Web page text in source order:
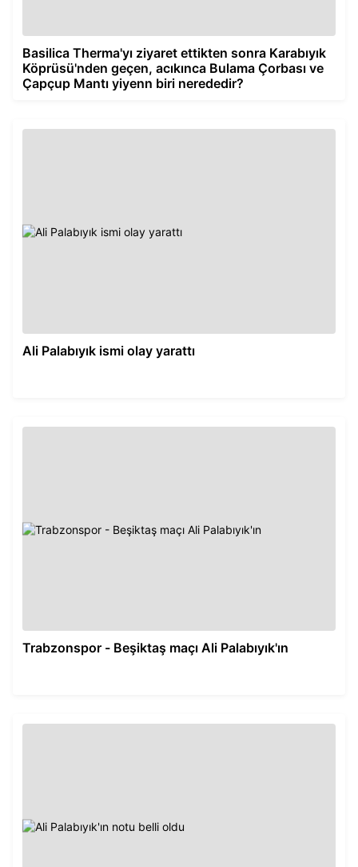
Basilica Therma'yı ziyaret ettikten sonra Karabıyık
Köprüsü'nden geçen, acıkınca Bulama Çorbası ve
Çapçup Mantı yiyenn biri nerededir?
Ali Palabıyık ismi olay yarattı
Trabzonspor - Beşiktaş maçı Ali Palabıyık'ın